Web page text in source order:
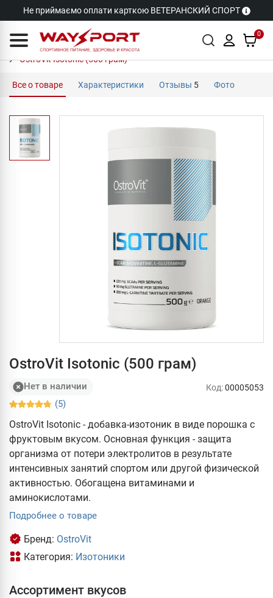
Не приймаємо оплати карткою ВЕТЕРАНСКИЙ СПОРТ
0
OstroVit Isotonic (500 грам)
Все о товаре Характеристики Отзывы 5 Фото
OstroVit Isotonic (500 грам)
Нет в наличии
(5)
Код:00005053
OstroVit Isotonic - добавка-изотоник в виде порошка с
фруктовым вкусом. Основная функция - защита
организма от потери электролитов в результате
интенсивных занятий спортом или другой физической
активностью. Обогащена витаминами и
аминокислотами.
Подробнее о товаре
Бренд: OstroVit
Категория: Изотоники
Ассортимент вкусов